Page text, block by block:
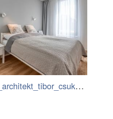
16_architekt_tibor_csukas_byty_Luka.jpg